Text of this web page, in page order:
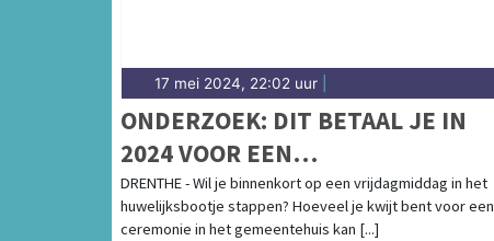
17 mei 2024, 22:02 uur
ONDERZOEK: DIT BETAAL JE IN
2024 VOOR EEN
HUWELIJKSCEREMONIE IN
DRENTHE
DRENTHE - Wil je binnenkort op een vrijdagmiddag in het
huwelijksbootje stappen? Hoeveel je kwijt bent voor een
ceremonie in het gemeentehuis kan [...]